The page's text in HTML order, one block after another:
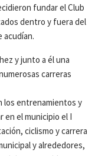
fundar el Club
dentro y fuera del
acudían.
y junto a él una
carreras
los entrenamientos y
en el municipio el I
ciclismo y carrera
y alrededores,